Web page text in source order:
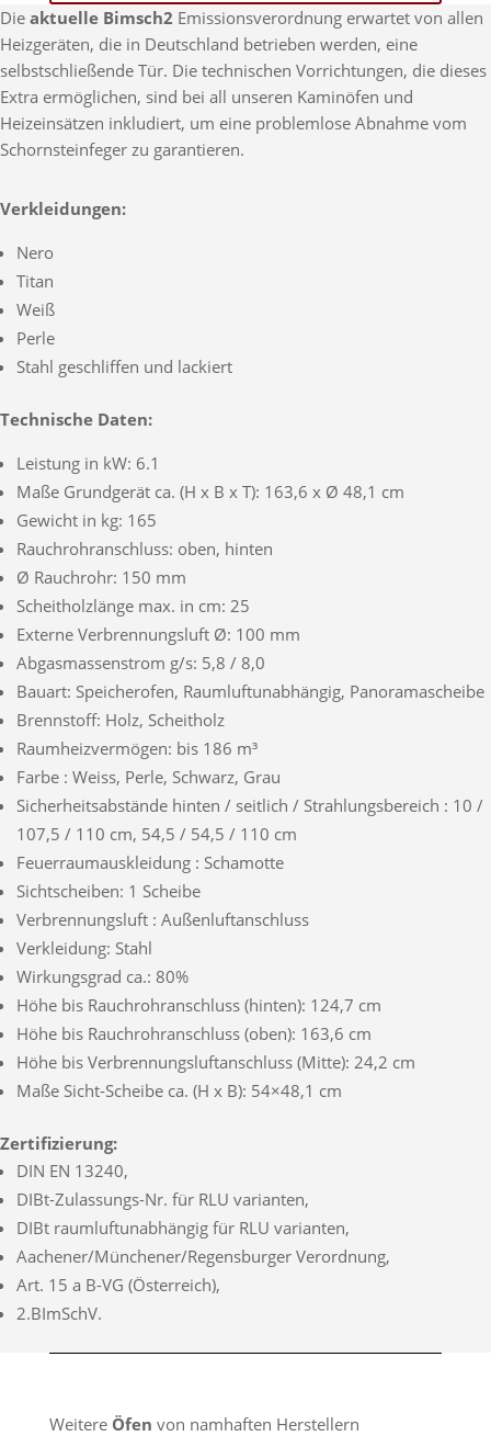
Die aktuelle Bimsch2 Emissionsverordnung erwartet von allen
Heizgeräten, die in Deutschland betrieben werden, eine
selbstschließende Tür. Die technischen Vorrichtungen, die dieses
Extra ermöglichen, sind bei all unseren Kaminöfen und
Heizeinsätzen inkludiert, um eine problemlose Abnahme vom
Schornsteinfeger zu garantieren.
Verkleidungen:
Nero
Titan
Weiß
Perle
Stahl geschliffen und lackiert
Technische Daten:
Leistung in kW: 6.1
Maße Grundgerät ca. (H x B x T): 163,6 x Ø 48,1 cm
Gewicht in kg: 165
Rauchrohranschluss: oben, hinten
Ø Rauchrohr: 150 mm
Scheitholzlänge max. in cm: 25
Externe Verbrennungsluft Ø: 100 mm
Abgasmassenstrom g/s: 5,8 / 8,0
Bauart: Speicherofen, Raumluftunabhängig, Panoramascheibe
Brennstoff: Holz, Scheitholz
Raumheizvermögen: bis 186 m³
Farbe : Weiss, Perle, Schwarz, Grau
Sicherheitsabstände hinten / seitlich / Strahlungsbereich : 10 /
107,5 / 110 cm, 54,5 / 54,5 / 110 cm
Feuerraumauskleidung : Schamotte
Sichtscheiben: 1 Scheibe
Verbrennungsluft : Außenluftanschluss
Verkleidung: Stahl
Wirkungsgrad ca.: 80%
Höhe bis Rauchrohranschluss (hinten): 124,7 cm
Höhe bis Rauchrohranschluss (oben): 163,6 cm
Höhe bis Verbrennungsluftanschluss (Mitte): 24,2 cm
Maße Sicht-Scheibe ca. (H x B): 54×48,1 cm
Zertifizierung:
DIN EN 13240,
DIBt-Zulassungs-Nr. für RLU varianten,
DIBt raumluftunabhängig für RLU varianten,
Aachener/Münchener/Regensburger Verordnung,
Art. 15 a B-VG (Österreich),
2.BImSchV.
Weitere Öfen von namhaften Herstellern